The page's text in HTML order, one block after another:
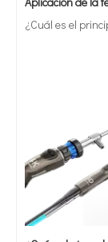
¿Cuál es el